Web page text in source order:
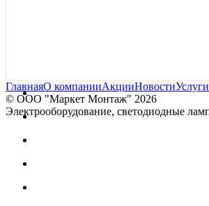
ГлавнаяО компанииАкцииНовостиУслуги
© OOO "Маркет Монтаж" 2026
Электрооборудование, светодиодные